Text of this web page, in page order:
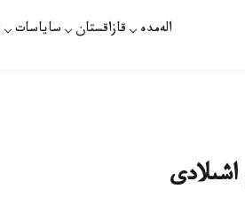
الەمدە قازاقستان ساياسات